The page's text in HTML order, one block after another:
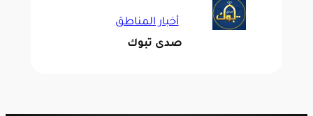
أخبار المناطق
صدى تبوك